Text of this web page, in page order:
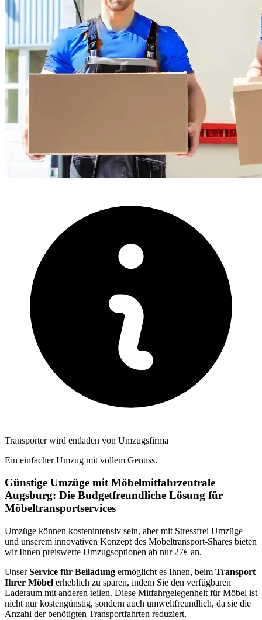
Transporter wird entladen von Umzugsfirma
Ein einfacher Umzug mit vollem Genuss.
Günstige Umzüge mit Möbelmitfahrzentrale
Augsburg: Die Budgetfreundliche Lösung für
Möbeltransportservices
Umzüge können kostenintensiv sein, aber mit Stressfrei Umzüge
und unserem innovativen Konzept des Möbeltransport-Shares bieten
wir Ihnen preiswerte Umzugsoptionen ab nur 27€ an.
UnserService für Beiladung ermöglicht es Ihnen, beim Transport
Ihrer Möbel erheblich zu sparen, indem Sie den verfügbaren
Laderaum mit anderen teilen. Diese Mitfahrgelegenheit für Möbel ist
nicht nur kostengünstig, sondern auch umweltfreundlich, da sie die
Anzahl der benötigten Transportfahrten reduziert.